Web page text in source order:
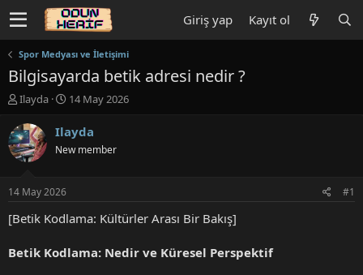
Giriş yap Kayıt ol
Spor Medyası ve İletişimi
Bilgisayarda betik adresi nedir ?
K
n
u
y
b
a
ş
t
Ilayda
B
ş
a
ı
ç
r
14 May 2026
Ilayda
New member
14 May 2026 #1
[Betik Kodlama: Kültürler Arası Bir Bakış]
Betik Kodlama: Nedir ve Küresel Perspektif